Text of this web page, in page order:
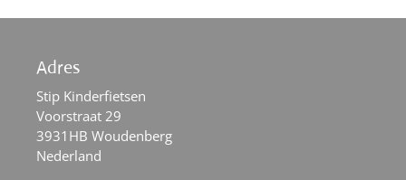
Adres
Stip Kinderfietsen
Voorstraat 29
3931HB Woudenberg
Nederland